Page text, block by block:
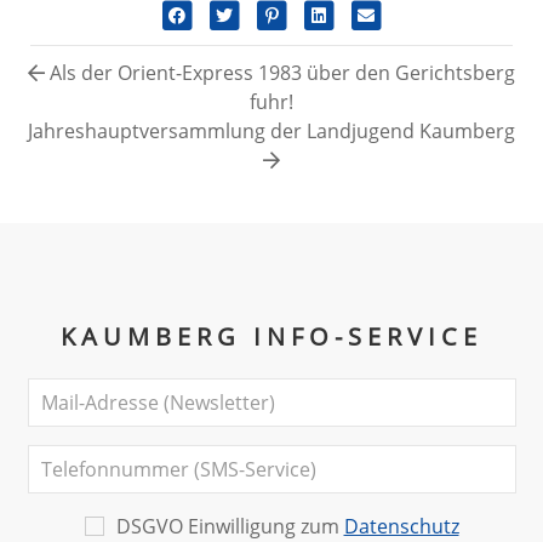
Als der Orient-Express 1983 über den Gerichtsberg
fuhr!
Jahreshauptversammlung der Landjugend Kaumberg
KAUMBERG INFO-SERVICE
DSGVO Einwilligung zum Datenschutz